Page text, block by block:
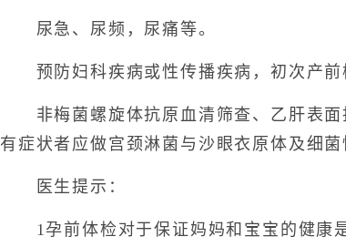
尿急、尿频，尿痛等。
预防妇科疾病或性传播疾病，初次产前
非梅菌螺旋体抗原血清筛查、乙肝表面
有症状者应做宫颈淋菌与沙眼衣原体及细
医生提示：
1孕前体检对于保证妈妈和宝宝的健康是